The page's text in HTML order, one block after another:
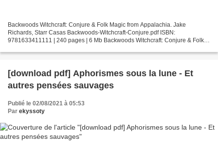
Backwoods Witchcraft: Conjure & Folk Magic from Appalachia. Jake
Richards, Starr Casas Backwoods-Witchcraft-Conjure.pdf ISBN:
9781633411111 | 240 pages | 6 Mb Backwoods Witchcraft: Conjure & Folk
[download pdf] Aphorismes sous la lune - Et
autres pensées sauvages
Publié le 02/08/2021 à 05:53
Par ekyssoty